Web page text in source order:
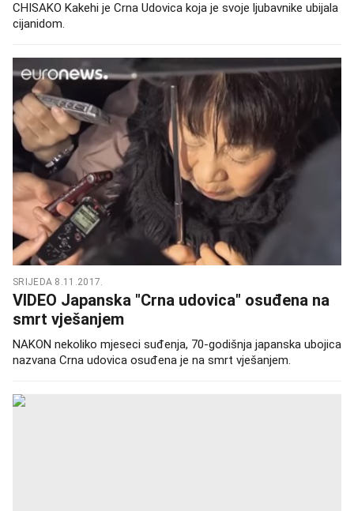
CHISAKO Kakehi je Crna Udovica koja je svoje ljubavnike ubijala
cijanidom.
SRIJEDA 8.11.2017.
VIDEO Japanska "Crna udovica" osuđena na
smrt vješanjem
NAKON nekoliko mjeseci suđenja, 70-godišnja japanska ubojica
nazvana Crna udovica osuđena je na smrt vješanjem.